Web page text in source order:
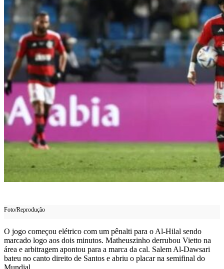
Foto/Reprodução
O jogo começou elétrico com um pênalti para o Al-Hilal sendo
marcado logo aos dois minutos. Matheuszinho derrubou Vietto na
área e arbitragem apontou para a marca da cal. Salem Al-Dawsari
bateu no canto direito de Santos e abriu o placar na semifinal do